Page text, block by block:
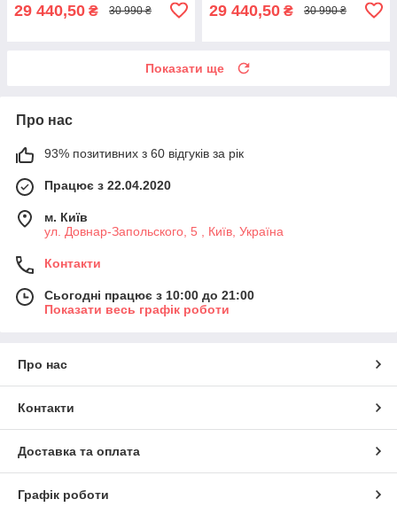
29 440,50 ₴ 30 990 ₴ 29 440,50 ₴ 30 990 ₴
Показати ще
Про нас
93% позитивних з 60 відгуків за рік
Працює з 22.04.2020
м. Київ
ул. Довнар-Запольского, 5 , Київ, Україна
Контакти
Сьогодні працює з 10:00 до 21:00
Показати весь графік роботи
Про нас
Контакти
Доставка та оплата
Графік роботи